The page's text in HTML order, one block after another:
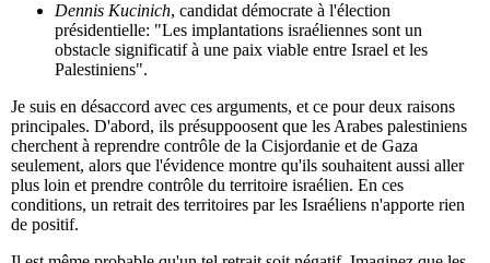
Dennis Kucinich, candidat démocrate à l'élection
présidentielle: "Les implantations israéliennes sont un
obstacle significatif à une paix viable entre Israel et les
Palestiniens".
Je suis en désaccord avec ces arguments, et ce pour deux raisons
principales. D'abord, ils présuppoosent que les Arabes palestiniens
cherchent à reprendre contrôle de la Cisjordanie et de Gaza
seulement, alors que l'évidence montre qu'ils souhaitent aussi aller
plus loin et prendre contrôle du territoire israélien. En ces
conditions, un retrait des territoires par les Israéliens n'apporte rien
de positif.